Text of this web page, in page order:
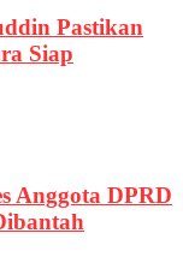
Pastikan
Siap
Anggota DPRD